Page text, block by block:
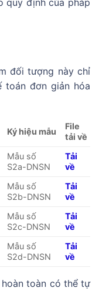
quy định của pháp
đối tượng này chỉ
toán đơn giản hóa
Ký hiệu mẫu
File
tải về
Mẫu số
S2a-DNSN
Tải
về
Mẫu số
S2b-DNSN
Tải
về
Mẫu số
S2c-DNSN
Tải
về
Mẫu số
S2d-DNSN
Tải
về
hoàn toàn có thể tự